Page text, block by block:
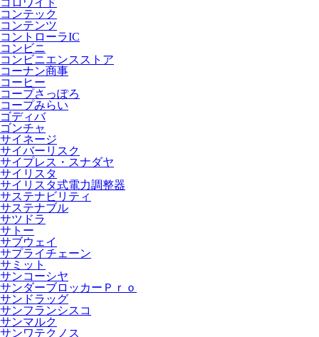
コロワイド
コンテック
コンテンツ
コントローラIC
コンビニ
コンビニエンスストア
コーナン商事
コーヒー
コープさっぽろ
コープみらい
ゴディバ
ゴンチャ
サイネージ
サイバーリスク
サイプレス・スナダヤ
サイリスタ
サイリスタ式電力調整器
サステナビリティ
サステナブル
サツドラ
サトー
サブウェイ
サプライチェーン
サミット
サンコーシヤ
サンダーブロッカーＰｒｏ
サンドラッグ
サンフランシスコ
サンマルク
サンワテクノス